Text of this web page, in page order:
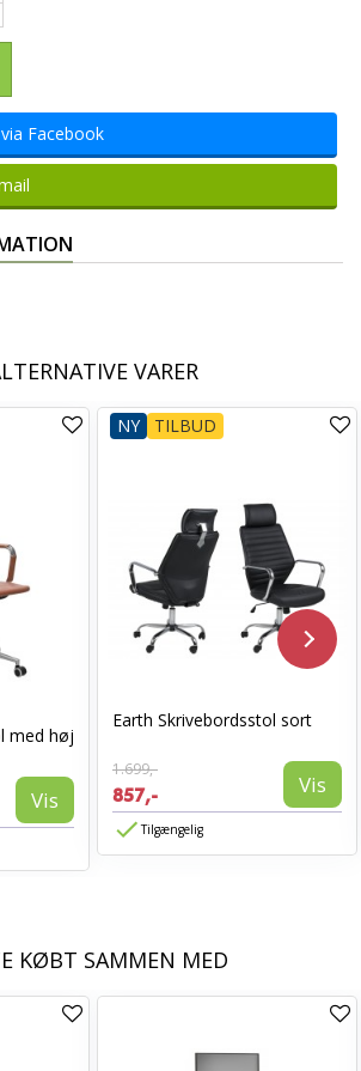
Facebook
VARER
med høj
Vis
NY TILBUD
Earth Skrivebordsstol sort
1.699,-
857,- Vis
Tilgængelig
KØBT SAMMEN MED